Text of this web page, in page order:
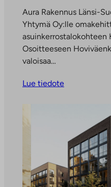
Aura Rakennus Länsi-
Yhtymä Oy:lle
asuinkerrostalokohteen
Osoitteeseen
valoisaa…
Lue tiedote